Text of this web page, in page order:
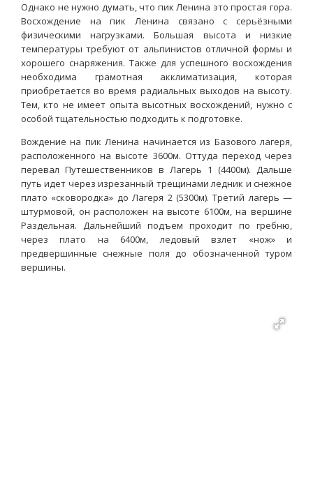
Однако не нужно думать, что пик Ленина это простая гора.
Восхождение на пик Ленина связано с серьёзными
физическими нагрузками. Большая высота и низкие
температуры требуют от альпинистов отличной формы и
хорошего снаряжения. Также для успешного восхождения
необходима грамотная акклиматизация, которая
приобретается во время радиальных выходов на высоту.
Тем, кто не имеет опыта высотных восхождений, нужно с
особой тщательностью подходить к подготовке.
Вождение на пик Ленина начинается из Базового лагеря,
расположенного на высоте 3600м. Оттуда переход через
перевал Путешественников в Лагерь 1 (4400м). Дальше
путь идет через изрезанный трещинами ледник и снежное
плато «сковородка» до Лагеря 2 (5300м). Третий лагерь —
штурмовой, он расположен на высоте 6100м, на вершине
Раздельная. Дальнейший подъем проходит по гребню,
через плато на 6400м, ледовый взлет «нож» и
предвершинные снежные поля до обозначенной туром
вершины.